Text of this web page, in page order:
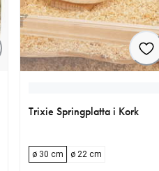
Trixie Springplatta i Kork
ø 30 cm ø 22 cm